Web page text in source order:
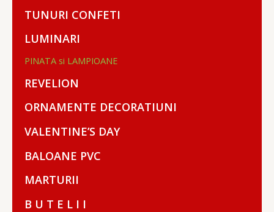
TUNURI CONFETI
LUMINARI
PINATA si LAMPIOANE
REVELION
ORNAMENTE DECORATIUNI
VALENTINE’S DAY
BALOANE PVC
MARTURII
B U T E L I I